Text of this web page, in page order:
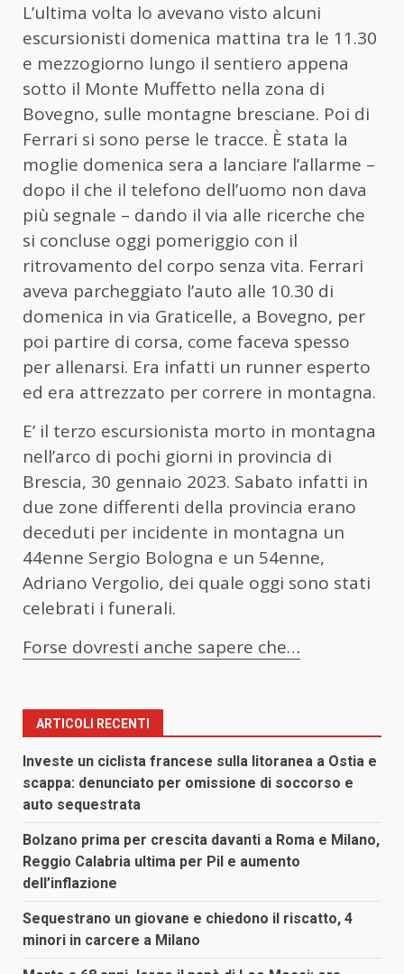
L’ultima volta lo avevano visto alcuni
escursionisti domenica mattina tra le 11.30
e mezzogiorno lungo il sentiero appena
sotto il Monte Muffetto nella zona di
Bovegno, sulle montagne bresciane. Poi di
Ferrari si sono perse le tracce. È stata la
moglie domenica sera a lanciare l’allarme –
dopo il che il telefono dell’uomo non dava
più segnale – dando il via alle ricerche che
si concluse oggi pomeriggio con il
ritrovamento del corpo senza vita. Ferrari
aveva parcheggiato l’auto alle 10.30 di
domenica in via Graticelle, a Bovegno, per
poi partire di corsa, come faceva spesso
per allenarsi. Era infatti un runner esperto
ed era attrezzato per correre in montagna.
E’ il terzo escursionista morto in montagna
nell’arco di pochi giorni in provincia di
Brescia, 30 gennaio 2023. Sabato infatti in
due zone differenti della provincia erano
deceduti per incidente in montagna un
44enne Sergio Bologna e un 54enne,
Adriano Vergolio, dei quale oggi sono stati
celebrati i funerali.
Forse dovresti anche sapere che…
ARTICOLI RECENTI
Investe un ciclista francese sulla litoranea a Ostia e
scappa: denunciato per omissione di soccorso e
auto sequestrata
Bolzano prima per crescita davanti a Roma e Milano,
Reggio Calabria ultima per Pil e aumento
dell’inflazione
Sequestrano un giovane e chiedono il riscatto, 4
minori in carcere a Milano